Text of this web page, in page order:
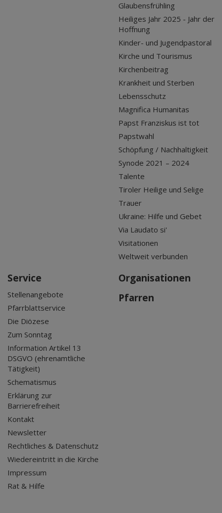
Glaubensfrühling
Heiliges Jahr 2025 - Jahr der
Hoffnung
Kinder- und Jugendpastoral
Kirche und Tourismus
Kirchenbeitrag
Krankheit und Sterben
Lebensschutz
Magnifica Humanitas
Papst Franziskus ist tot
Papstwahl
Schöpfung / Nachhaltigkeit
Synode 2021 – 2024
Talente
Tiroler Heilige und Selige
Trauer
Ukraine: Hilfe und Gebet
Via Laudato si'
Visitationen
Weltweit verbunden
Service
Stellenangebote
Pfarrblattservice
Die Diözese
Zum Sonntag
Information Artikel 13
DSGVO (ehrenamtliche
Tätigkeit)
Schematismus
Erklärung zur
Barrierefreiheit
Kontakt
Newsletter
Rechtliches & Datenschutz
Wiedereintritt in die Kirche
Impressum
Rat & Hilfe
Organisationen
Pfarren